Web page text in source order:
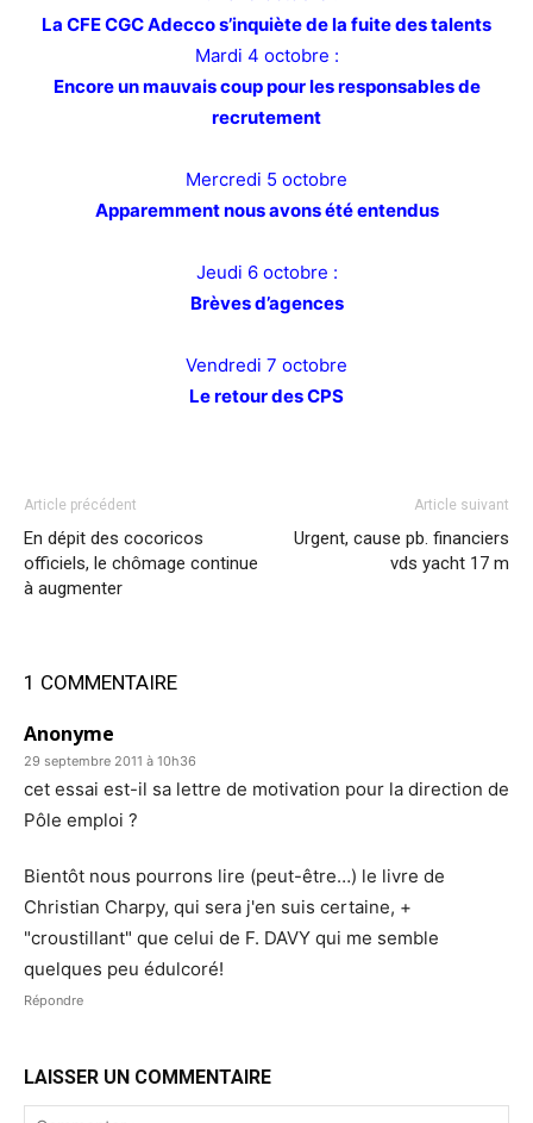
La CFE CGC Adecco s’inquiète de la fuite des talents
Mardi 4 octobre :
Encore un mauvais coup pour les responsables de
recrutement
Mercredi 5 octobre
Apparemment nous avons été entendus
Jeudi 6 octobre :
Brèves d’agences
Vendredi 7 octobre
Le retour des CPS
Article précédent
En dépit des cocoricos
officiels, le chômage continue
à augmenter
Article suivant
Urgent, cause pb. financiers
vds yacht 17 m
1 COMMENTAIRE
Anonyme
29 septembre 2011 à 10h36
cet essai est-il sa lettre de motivation pour la direction de
Pôle emploi ?
Bientôt nous pourrons lire (peut-être…) le livre de
Christian Charpy, qui sera j'en suis certaine, +
"croustillant" que celui de F. DAVY qui me semble
quelques peu édulcoré!
Répondre
LAISSER UN COMMENTAIRE